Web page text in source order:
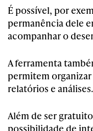
É possível, por
permanência dele
acompanhar o
A ferramenta
permitem
relatórios e análises.
Além de ser
possibilidade de